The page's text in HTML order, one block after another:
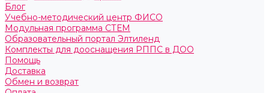
Блог
Учебно-методический центр ФИСО
Модульная программа СТЕМ
Образовательный портал Элтиленд
Комплекты для дооснащения РППС в ДОО
Помощь
Доставка
Обмен и возврат